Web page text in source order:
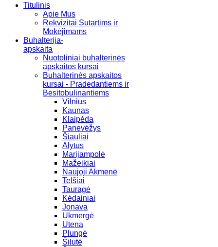
Titulinis
Apie Mus
Rekvizitai Sutartims ir
Mokėjimams
Buhalterija-
apskaita
Nuotoliniai buhalterinės
apskaitos kursai
Buhalterinės apskaitos
kursai - Pradedantiems ir
Besitobulinantiems
Vilnius
Kaunas
Klaipėda
Panevėžys
Šiauliai
Alytus
Marijampolė
Mažeikiai
Naujoji Akmenė
Telšiai
Tauragė
Kėdainiai
Jonava
Ukmergė
Utena
Plungė
Šilutė